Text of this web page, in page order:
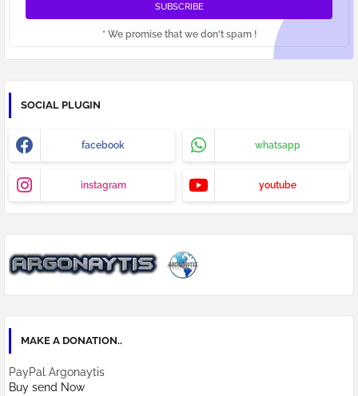
* We promise that we don't spam !
SOCIAL PLUGIN
facebook whatsapp
instagram youtube
MAKE A DONATION..
PayPal Argonaytis
Buy send Now